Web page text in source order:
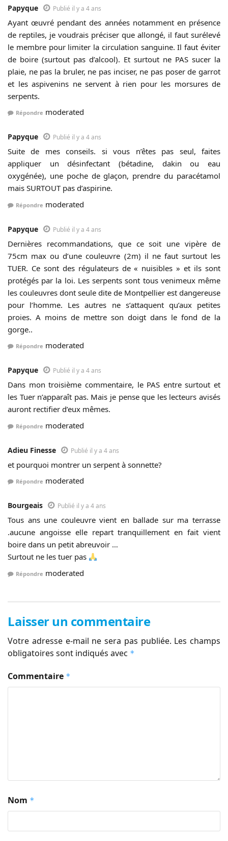
Papyque Publié il y a 4 ans
Ayant œuvré pendant des années notamment en présence
de reptiles, je voudrais préciser que allongé, il faut surélevé
le membre pour limiter la circulation sanguine. Il faut éviter
de boire (surtout pas d’alcool). Et surtout ne PAS sucer la
plaie, ne pas la bruler, ne pas inciser, ne pas poser de garrot
et les aspivenins ne servent à rien pour les morsures de
serpents.
Répondre moderated
Papyque Publié il y a 4 ans
Suite de mes conseils. si vous n’êtes pas seul, faites
appliquer un désinfectant (bétadine, dakin ou eau
oxygénée), une poche de glaçon, prendre du paracétamol
mais SURTOUT pas d’aspirine.
Répondre moderated
Papyque Publié il y a 4 ans
Dernières recommandations, que ce soit une vipère de
75cm max ou d’une couleuvre (2m) il ne faut surtout les
TUER. Ce sont des régulateurs de « nuisibles » et ils sont
protégés par la loi. Les serpents sont tous venimeux même
les couleuvres dont seule dite de Montpellier est dangereuse
pour l’homme. Les autres ne s’attaquent qu’aux petites
proies. A moins de mettre son doigt dans le fond de la
gorge..
Répondre moderated
Papyque Publié il y a 4 ans
Dans mon troisième commentaire, le PAS entre surtout et
les Tuer n’apparaît pas. Mais je pense que les lecteurs avisés
auront rectifier d’eux mêmes.
Répondre moderated
Adieu Finesse Publié il y a 4 ans
et pourquoi montrer un serpent à sonnette?
Répondre moderated
Bourgeais Publié il y a 4 ans
Tous ans une couleuvre vient en ballade sur ma terrasse
.aucune angoisse elle repart tranquillement en fait vient
boire dans un petit abreuvoir …
Surtout ne les tuer pas
Répondre moderated
Laisser un commentaire
Votre adresse e-mail ne sera pas publiée. Les champs
obligatoires sont indiqués avec *
Commentaire *
Nom *